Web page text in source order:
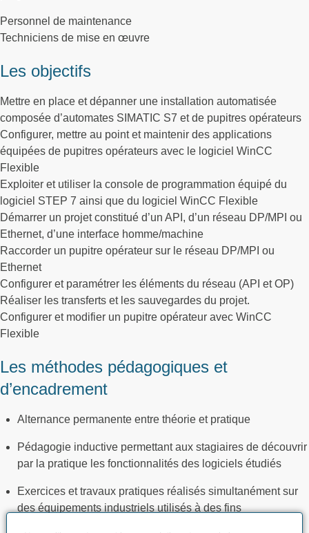
Personnel de maintenance
Techniciens de mise en œuvre
Les objectifs
Mettre en place et dépanner une installation automatisée
composée d’automates SIMATIC S7 et de pupitres opérateurs
Configurer, mettre au point et maintenir des applications
équipées de pupitres opérateurs avec le logiciel WinCC
Flexible
Exploiter et utiliser la console de programmation équipé du
logiciel STEP 7 ainsi que du logiciel WinCC Flexible
Démarrer un projet constitué d’un API, d’un réseau DP/MPI ou
Ethernet, d’une interface homme/machine
Raccorder un pupitre opérateur sur le réseau DP/MPI ou
Ethernet
Configurer et paramétrer les éléments du réseau (API et OP)
Réaliser les transferts et les sauvegardes du projet.
Configurer et modifier un pupitre opérateur avec WinCC
Flexible
Les méthodes pédagogiques et
d’encadrement
Alternance permanente entre théorie et pratique
Pédagogie inductive permettant aux stagiaires de découvrir
par la pratique les fonctionnalités des logiciels étudiés
Exercices et travaux pratiques réalisés simultanément sur
des équipements industriels utilisés à des fins